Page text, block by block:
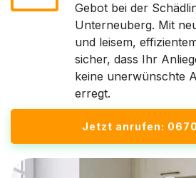
Gebot bei der
Unterneuberg. Mit
und leisem,
sicher, dass Ihr
keine unerwünschte
erregt.
Jetzt anrufen: